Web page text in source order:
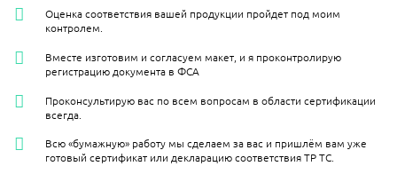
Оценка соответствия вашей продукции пройдет под моим
контролем.
Вместе изготовим и согласуем макет, и я проконтролирую
регистрацию документа в ФСА
Проконсультирую вас по всем вопросам в области сертификации
всегда.
Всю «бумажную» работу мы сделаем за вас и пришлём вам уже
готовый сертификат или декларацию соответствия ТР ТС.